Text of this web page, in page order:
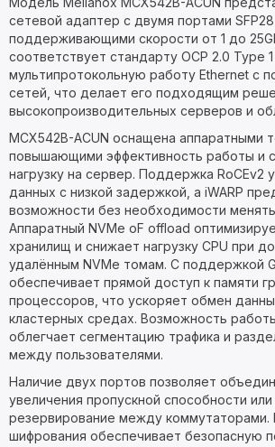
сетевой адаптер с двумя портами SFP28,
поддерживающими скорости от 1 до
соответствует стандарту OCP 2.0 Type
мультипротокольную работу Ethernet с
сетей, что делает его подходящим
высокопроизводительных серверов и
MCX542B-ACUN оснащена аппаратными
повышающими эффективность работы и
нагрузку на сервер. Поддержка RoCEv2
данных с низкой задержкой, а iWARP
возможности без необходимости
Аппаратный NVMe oF offload
хранилищ и снижает нагрузку CPU при
удалённым NVMe томам. С поддержкой
обеспечивает прямой доступ к памяти
процессоров, что ускоряет обмен
кластерных средах. Возможность
облегчает сегментацию трафика и
между пользователями.
Наличие двух портов позволяет
увеличения пропускной способности
резервирование между
шифрования обеспечивает безопасную